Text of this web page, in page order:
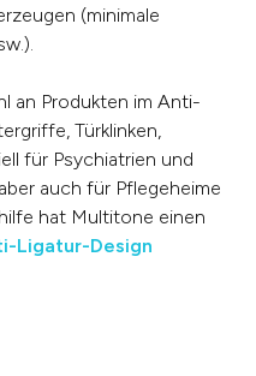
(minimale
an Produkten im Anti-
Türklinken,
für Psychiatrien und
auch für Pflegeheime
hat Multitone einen
Ligatur-Design